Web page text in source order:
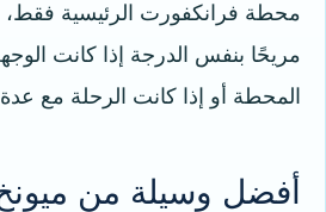
محطة فرانكفورت الرئيسية فقط،
مريحًا بنفس الدرجة إذا كانت
المحطة أو إذا كانت الرحلة مع
أفضل وسيلة من